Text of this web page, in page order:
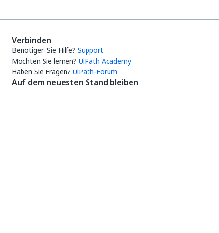
Verbinden
Benötigen Sie Hilfe? Support
Möchten Sie lernen? UiPath Academy
Haben Sie Fragen? UiPath-Forum
Auf dem neuesten Stand bleiben